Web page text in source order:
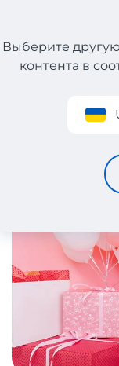
Регистрация
Выберите
контента в
ТОП-10